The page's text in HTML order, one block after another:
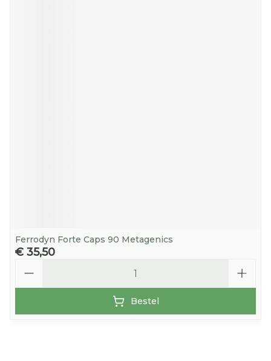
Ferrodyn Forte Caps 90 Metagenics
€ 35,50
Bestel